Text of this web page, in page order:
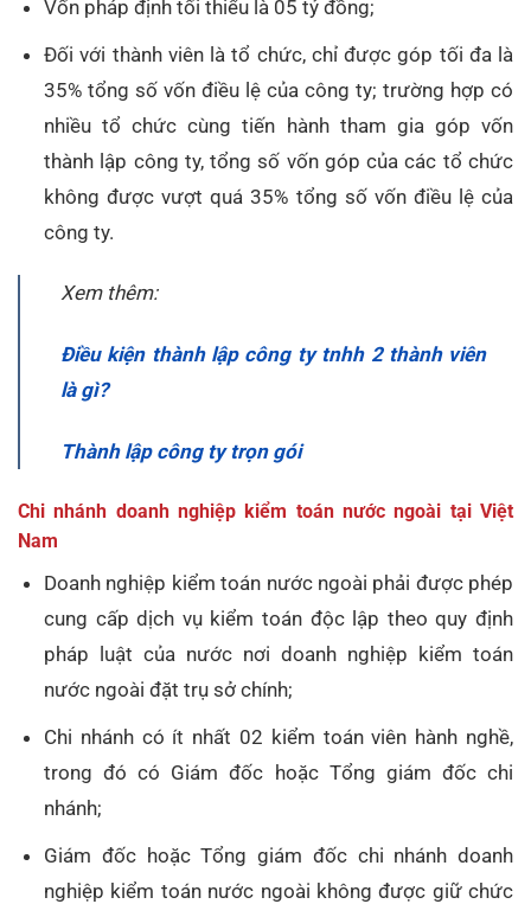
Vốn pháp định tối thiểu là 05 tỷ đồng;
Đối với thành viên là tổ chức, chỉ được góp tối đa là
35% tổng số vốn điều lệ của công ty; trường hợp có
nhiều tổ chức cùng tiến hành tham gia góp vốn
thành lập công ty, tổng số vốn góp của các tổ chức
không được vượt quá 35% tổng số vốn điều lệ của
công ty.
Xem thêm:
Điều kiện thành lập công ty tnhh 2 thành viên
là gì?
Thành lập công ty trọn gói
Chi nhánh doanh nghiệp kiểm toán nước ngoài tại Việt
Nam
Doanh nghiệp kiểm toán nước ngoài phải được phép
cung cấp dịch vụ kiểm toán độc lập theo quy định
pháp luật của nước nơi doanh nghiệp kiểm toán
nước ngoài đặt trụ sở chính;
Chi nhánh có ít nhất 02 kiểm toán viên hành nghề,
trong đó có Giám đốc hoặc Tổng giám đốc chi
nhánh;
Giám đốc hoặc Tổng giám đốc chi nhánh doanh
nghiệp kiểm toán nước ngoài không được giữ chức